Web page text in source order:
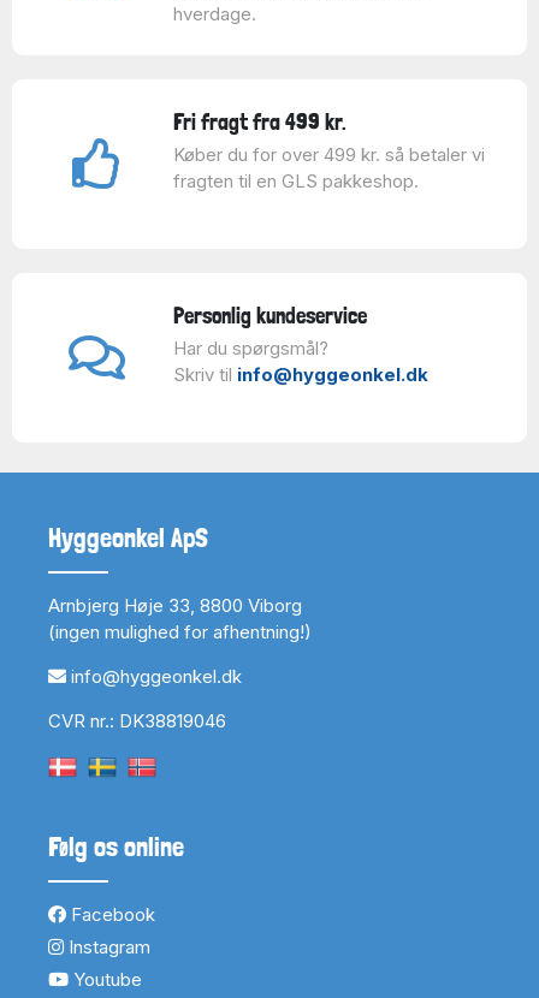
hverdage.
Fri fragt fra 499 kr.
Køber du for over 499 kr. så betaler vi
fragten til en GLS pakkeshop.
Personlig kundeservice
Har du spørgsmål?
Skriv til info@hyggeonkel.dk
Hyggeonkel ApS
Arnbjerg Høje 33, 8800 Viborg
(ingen mulighed for afhentning!)
info@hyggeonkel.dk
CVR nr.: DK38819046
Følg os online
Facebook
Instagram
Youtube